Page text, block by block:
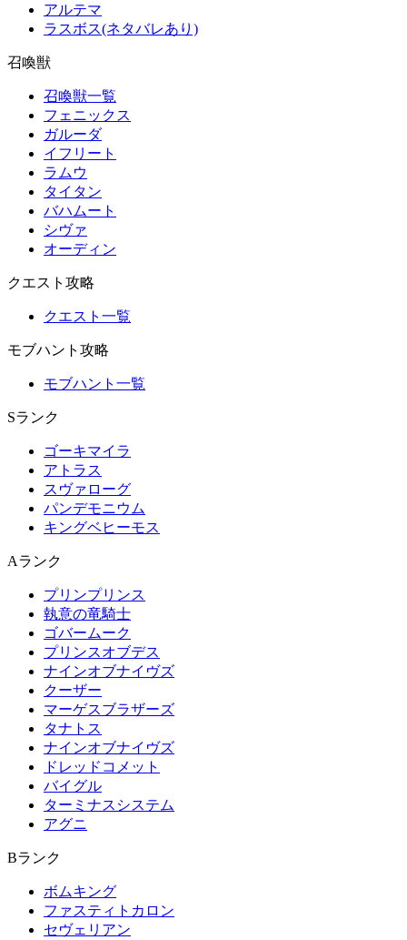
アルテマ
ラスボス(ネタバレあり)
召喚獣
召喚獣一覧
フェニックス
ガルーダ
イフリート
ラムウ
タイタン
バハムート
シヴァ
オーディン
クエスト攻略
クエスト一覧
モブハント攻略
モブハント一覧
Sランク
ゴーキマイラ
アトラス
スヴァローグ
パンデモニウム
キングベヒーモス
Aランク
プリンプリンス
執意の竜騎士
ゴバームーク
プリンスオブデス
ナインオブナイヴズ
クーザー
マーゲスブラザーズ
タナトス
ナインオブナイヴズ
ドレッドコメット
バイグル
ターミナスシステム
アグニ
Bランク
ボムキング
ファスティトカロン
セヴェリアン